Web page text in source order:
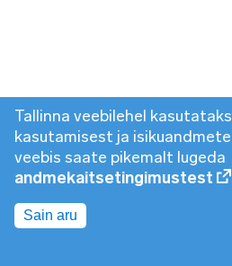
Tallinna veebilehel
kasutamisest ja
veebis saate pikemalt lugeda
andmekaitsetingimustest
Sain aru